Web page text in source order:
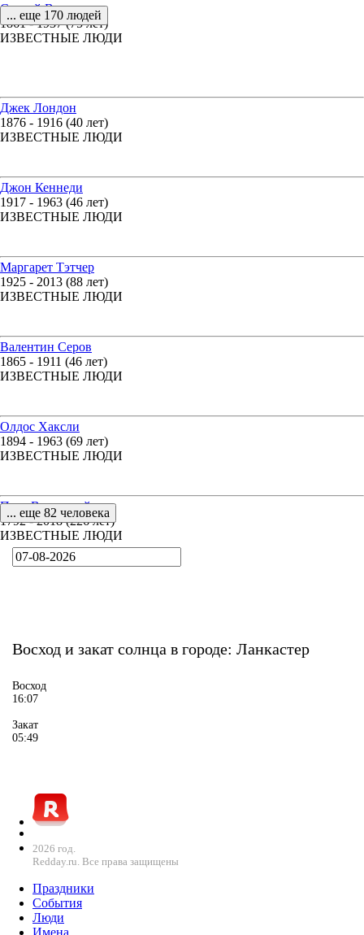
Сергий Васильков
1861 - 1937 (75 лет)
ИЗВЕСТНЫЕ ЛЮДИ
... еще 170 людей
Джек Лондон
1876 - 1916 (40 лет)
ИЗВЕСТНЫЕ ЛЮДИ
Джон Кеннеди
1917 - 1963 (46 лет)
ИЗВЕСТНЫЕ ЛЮДИ
Маргарет Тэтчер
1925 - 2013 (88 лет)
ИЗВЕСТНЫЕ ЛЮДИ
Валентин Серов
1865 - 1911 (46 лет)
ИЗВЕСТНЫЕ ЛЮДИ
Олдос Хаксли
1894 - 1963 (69 лет)
ИЗВЕСТНЫЕ ЛЮДИ
Петр Вяземский
1792 - 2018 (226 лет)
ИЗВЕСТНЫЕ ЛЮДИ
... еще 82 человека
Восход и закат солнца в городе: Ланкастер
Восход
16:07
Закат
05:49
2026 год.
Redday.ru. Все права защищены
Праздники
События
Люди
Имена